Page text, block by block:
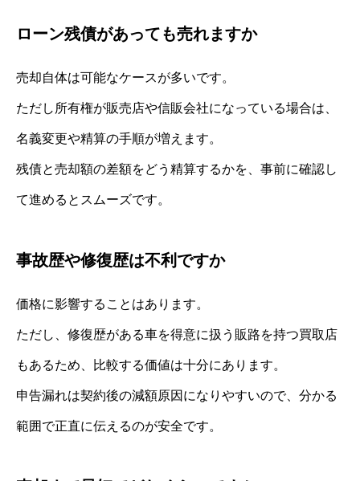
ローン残債があっても売れますか
売却自体は可能なケースが多いです。
ただし所有権が販売店や信販会社になっている場合は、
名義変更や精算の手順が増えます。
残債と売却額の差額をどう精算するかを、事前に確認し
て進めるとスムーズです。
事故歴や修復歴は不利ですか
価格に影響することはあります。
ただし、修復歴がある車を得意に扱う販路を持つ買取店
もあるため、比較する価値は十分にあります。
申告漏れは契約後の減額原因になりやすいので、分かる
範囲で正直に伝えるのが安全です。